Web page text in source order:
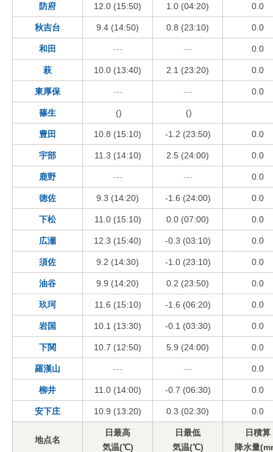
防府 12.0 (15:50) 1.0 (04:20) 0.0
秋吉台 9.4 (14:50) 0.8 (23:10) 0.0
和田 --- --- 0.0
萩 10.0 (13:40) 2.1 (23:20) 0.0
東厚保 --- --- 0.0
篠生 () ()
豊田 10.8 (15:10) -1.2 (23:50) 0.0
宇部 11.3 (14:10) 2.5 (24:00) 0.0
鹿野 --- --- 0.0
徳佐 9.3 (14:20) -1.6 (24:00) 0.0
下松 11.0 (15:10) 0.0 (07:00) 0.0
広瀬 12.3 (15:40) -0.3 (03:10) 0.0
須佐 9.2 (14:30) -1.0 (23:10) 0.0
油谷 9.9 (14:20) 0.2 (23:50) 0.0
玖珂 11.6 (15:10) -1.6 (06:20) 0.0
岩国 10.1 (13:30) -0.1 (03:30) 0.0
下関 10.7 (12:50) 5.9 (24:00) 0.0
羅漢山 --- --- 0.0
柳井 11.0 (14:00) -0.7 (06:30) 0.0
安下庄 10.9 (13:20) 0.3 (02:30) 0.0
地点名
日最高
気温(℃)
日最低
気温(℃)
日積算
降水量